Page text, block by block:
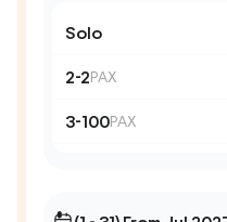
Solo
2-2PAX
3-100PAX